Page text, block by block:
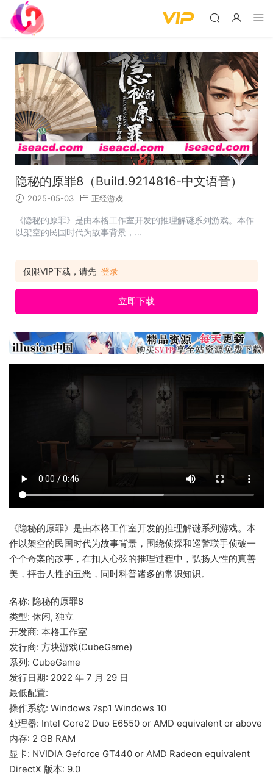
隐秘的原罪8（Build.9214816-中文语音）
2025-05-03 正经游戏
《隐秘的原罪》是由本格工作室开发的推理解谜系列游戏。本作
以架空的民国时代为故事背景，...
仅限VIP下载，请先 登录
立即下载
《隐秘的原罪》是由本格工作室开发的推理解谜系列游戏。本
作以架空的民国时代为故事背景，围绕侦探和巡警联手侦破一
个个奇案的故事，在扣人心弦的推理过程中，弘扬人性的真善
美，抨击人性的丑恶，同时科普诸多的常识知识。
名称: 隐秘的原罪8
类型: 休闲, 独立
开发商: 本格工作室
发行商: 方块游戏(CubeGame)
系列: CubeGame
发行日期: 2022 年 7 月 29 日
最低配置:
操作系统: Windows 7sp1 Windows 10
处理器: Intel Core2 Duo E6550 or AMD equivalent or above
内存: 2 GB RAM
显卡: NVIDIA Geforce GT440 or AMD Radeon equivalent
DirectX 版本: 9.0